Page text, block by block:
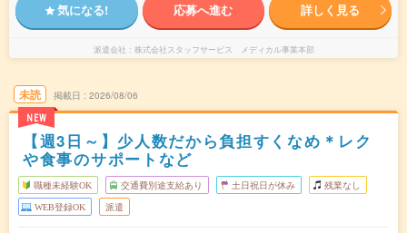
気になる! 応募へ進む 詳しく見る
派遣会社 株式会社スタッフサービス メディカル事業本部
未読
NEW
掲載日 2026/08/06
【週3日～】少人数だから負担すくなめ＊レク
や食事のサポートなど
職種未経験OK 交通費別途支給あり 土日祝日が休み 残業なし
WEB登録OK 派遣